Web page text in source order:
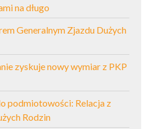
na długo
Generalnym Zjazdu Dużych
zyskuje nowy wymiar z PKP
podmiotowości: Relacja z
Rodzin